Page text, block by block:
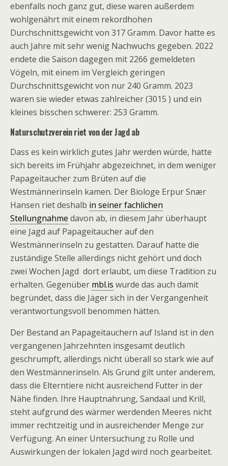
ebenfalls noch ganz gut, diese waren außerdem
wohlgenährt mit einem rekordhohen
Durchschnittsgewicht von 317 Gramm. Davor hatte es
auch Jahre mit sehr wenig Nachwuchs gegeben. 2022
endete die Saison dagegen mit 2266 gemeldeten
Vögeln, mit einem im Vergleich geringen
Durchschnittsgewicht von nur 240 Gramm. 2023
waren sie wieder etwas zahlreicher (3015 ) und ein
kleines bisschen schwerer: 253 Gramm.
Naturschutzverein riet von der Jagd ab
Dass es kein wirklich gutes Jahr werden würde, hatte
sich bereits im Frühjahr abgezeichnet, in dem weniger
Papageitaucher zum Brüten auf die
Westmännerinseln kamen. Der Biologe Erpur Snær
Hansen riet deshalb in seiner fachlichen
Stellungnahme davon ab, in diesem Jahr überhaupt
eine Jagd auf Papageitaucher auf den
Westmännerinseln zu gestatten. Darauf hatte die
zuständige Stelle allerdings nicht gehört und doch
zwei Wochen Jagd dort erlaubt, um diese Tradition zu
erhalten. Gegenüber mbl.is wurde das auch damit
begründet, dass die Jäger sich in der Vergangenheit
verantwortungsvoll benommen hätten.
Der Bestand an Papageitauchern auf Island ist in den
vergangenen Jahrzehnten insgesamt deutlich
geschrumpft, allerdings nicht überall so stark wie auf
den Westmännerinseln. Als Grund gilt unter anderem,
dass die Elterntiere nicht ausreichend Futter in der
Nähe finden. Ihre Hauptnahrung, Sandaal und Krill,
steht aufgrund des wärmer werdenden Meeres nicht
immer rechtzeitig und in ausreichender Menge zur
Verfügung. An einer Untersuchung zu Rolle und
Auswirkungen der lokalen Jagd wird noch gearbeitet.